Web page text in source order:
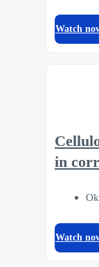
Watch
in
Watch